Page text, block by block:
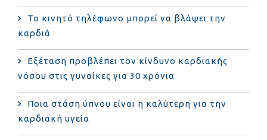
Το κινητό τηλέφωνο μπορεί να βλάψει την
καρδιά
Eξέταση προβλέπει τον κίνδυνο καρδιακής
νόσου στις γυναίκες για 30 χρόνια
Ποια στάση ύπνου είναι η καλύτερη για την
καρδιακή υγεία